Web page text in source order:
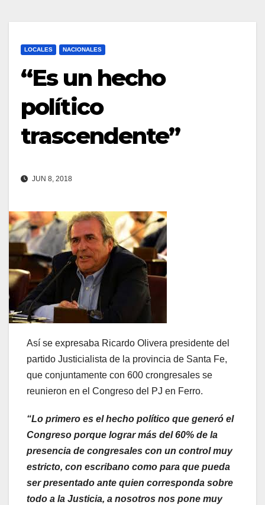
LOCALES NACIONALES
“Es un hecho
político
trascendente”
JUN 8, 2018
Así se expresaba Ricardo Olivera presidente del
partido Justicialista de la provincia de Santa Fe,
que conjuntamente con 600 crongresales se
reunieron en el Congreso del PJ en Ferro.
“Lo primero es el hecho político que generó el
Congreso porque lograr más del 60% de la
presencia de congresales con un control muy
estricto, con escribano como para que pueda
ser presentado ante quien corresponda sobre
todo a la Justicia, a nosotros nos pone muy